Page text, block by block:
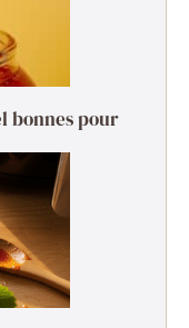
bonnes pour